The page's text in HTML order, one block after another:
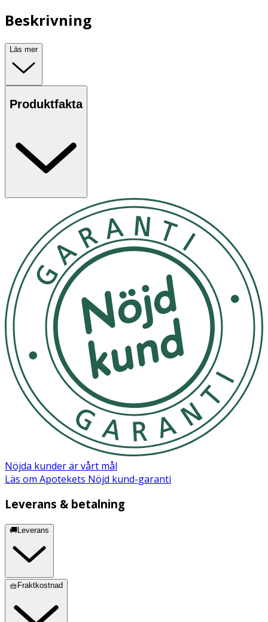
Beskrivning
Läs mer
Produktfakta
Nöjda kunder är vårt mål
Läs om Apotekets Nöjd kund-garanti
Leverans & betalning
🚚Leverans
🧺Fraktkostnad